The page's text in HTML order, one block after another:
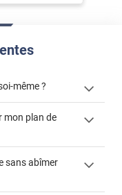
même ?
adhésif ? »
mon plan de
sans abîmer